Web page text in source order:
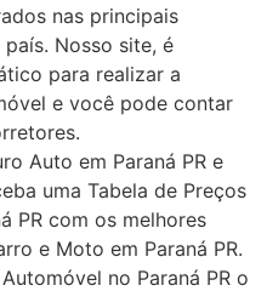
nas principais
Nosso site, é
para realizar a
e você pode contar
Auto em Paraná PR e
uma Tabela de Preços
PR com os melhores
e Moto em Paraná PR.
no Paraná PR o